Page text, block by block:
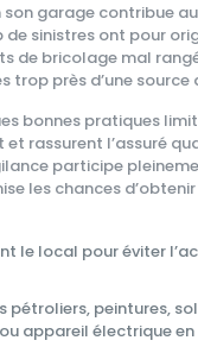
son garage contribue
de sinistres ont pour
de bricolage mal
trop près d’une source
bonnes pratiques
rassurent l’assuré
participe
les chances
le local pour éviter
pétroliers, peintures,
appareil électrique